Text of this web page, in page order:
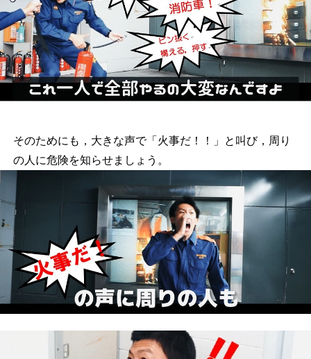
そのためにも，大きな声で「火事だ！！」と叫び，周り
の人に危険を知らせましょう。